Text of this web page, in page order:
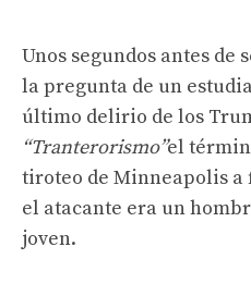
Unos segundos antes de
la pregunta de un
último delirio de los
“Tranterorismo”el
tiroteo de Minneapolis a
el atacante era un
joven.